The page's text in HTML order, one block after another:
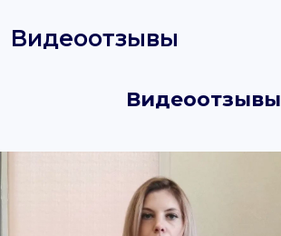
Видеоотзывы
Видеоотзывы